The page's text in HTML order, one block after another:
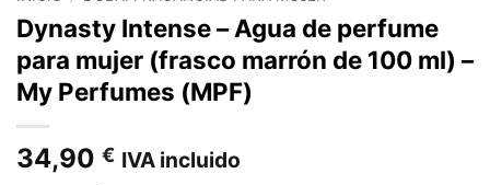
Dynasty Intense – Agua de perfume
para mujer (frasco marrón de 100 ml) –
My Perfumes (MPF)
34,90 € IVA incluido